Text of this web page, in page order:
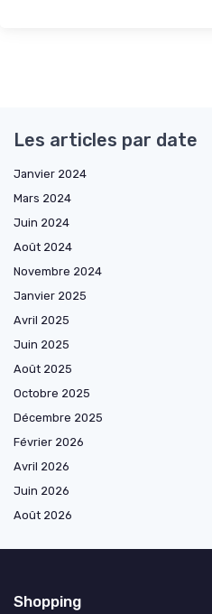
Les articles par date
Janvier 2024
Mars 2024
Juin 2024
Août 2024
Novembre 2024
Janvier 2025
Avril 2025
Juin 2025
Août 2025
Octobre 2025
Décembre 2025
Février 2026
Avril 2026
Juin 2026
Août 2026
Shopping